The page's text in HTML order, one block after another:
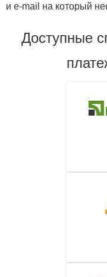
и e-mail на который
Доступные